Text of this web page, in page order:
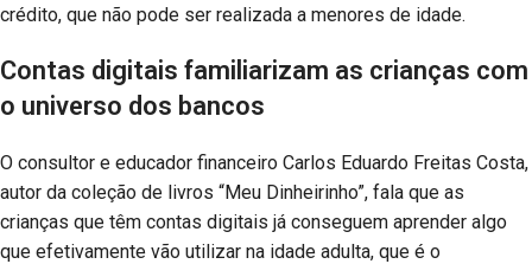
crédito, que não pode ser realizada a menores de idade.
Contas digitais familiarizam as crianças com
o universo dos bancos
O consultor e educador financeiro Carlos Eduardo Freitas Costa,
autor da coleção de livros “Meu Dinheirinho”, fala que as
crianças que têm contas digitais já conseguem aprender algo
que efetivamente vão utilizar na idade adulta, que é o